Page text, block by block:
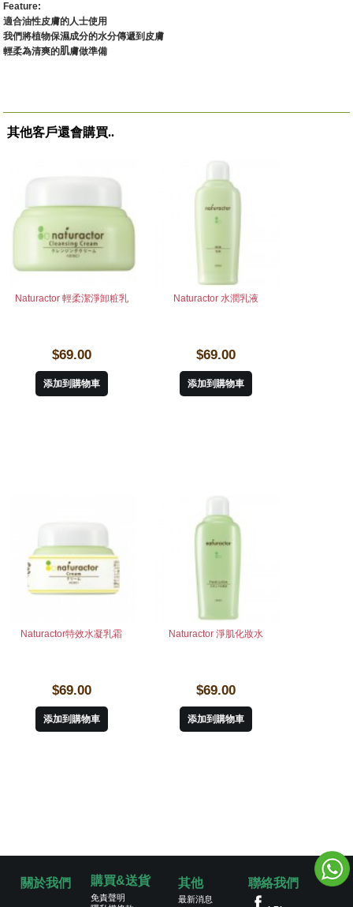
Feature:
適合油性皮膚的人士使用
我們將植物保濕成分的水分傳遞到皮膚
輕柔為清爽的肌膚做準備
其他客戶還會購買..
Naturactor 輕柔潔淨卸粧乳
$69.00
添加到購物車
Naturactor 水潤乳液
$69.00
添加到購物車
Naturactor特效水凝乳霜
$69.00
添加到購物車
Naturactor 淨肌化妝水
$69.00
添加到購物車
關於我們 購買&送貨
免責聲明
其他
最新消息
聯絡我們